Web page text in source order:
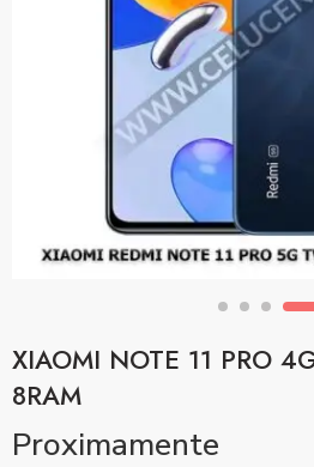
XIAOMI NOTE 11 PRO
8RAM
Proximamente